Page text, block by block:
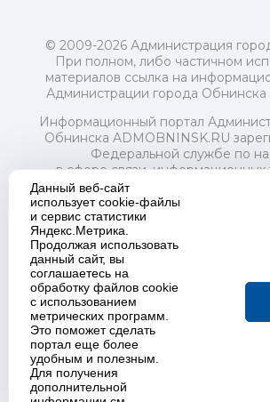
© 2009-2026 Администрация
При полном, либо частичном
материалов ссылка на
Администрации города Обнинска
Информационный портал
Обнинска ADMOBNINSK.RU
Федеральной службе по
в сфере связи, информационных
и массовых коммуникаций
2018 года.
Свидетельство о регистрации Эл
Учредитель: Администрация
распорядительный орган)
Обнинск". Главный редактор:
Адрес электронной почты
Телефон Редакции: +7 (484)
Настоящий ресурс содержит
Политика в отношении обработки
Данный веб-сайт
использует cookie-файлы
и сервис статистики
Яндекс.Метрика.
Продолжая использовать
данный сайт, вы
соглашаетесь на
обработку файлов cookie
с использованием
метрических программ.
Это поможет сделать
портал еще более
удобным и полезным.
Для получения
дополнительной